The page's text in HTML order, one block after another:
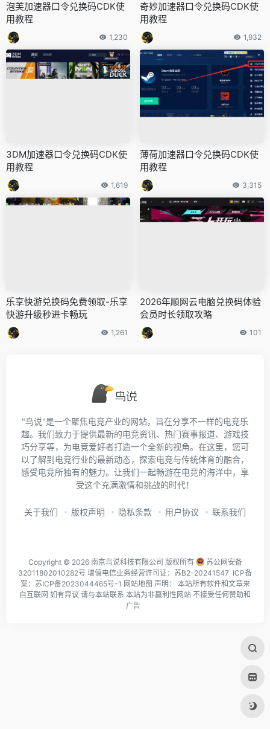
泡芙加速器口令兑换码CDK使
用教程
1,230
奇妙加速器口令兑换码CDK使
用教程
1,932
3DM加速器口令兑换码CDK使
用教程
1,619
薄荷加速器口令兑换码CDK使
用教程
3,315
乐享快游兑换码免费领取-乐享
快游升级秒进卡畅玩
1,261
2026年顺网云电脑兑换码体验
会员时长领取攻略
101
"鸟说"是一个聚焦电竞产业的网站，旨在分享不一样的电竞乐
趣。我们致力于提供最新的电竞资讯、热门赛事报道、游戏技
巧分享等，为电竞爱好者打造一个全新的视角。在这里，您可
以了解到电竞行业的最新动态，探索电竞与传统体育的融合，
感受电竞所独有的魅力。让我们一起畅游在电竞的海洋中，享
受这个充满激情和挑战的时代！
关于我们 版权声明 隐私条款 用户协议 联系我们
Copyright © 2026 南京鸟说科技有限公司 版权所有
苏公网安备
32011802010282号 增值电信业务经营许可证：苏B2-20241547 ICP备
案： 苏ICP备2023044465号-1 网站地图 声明： 本站所有软件和文章来
自互联网 如有异议 请与本站联系 本站为非赢利性网站 不接受任何赞助和
广告